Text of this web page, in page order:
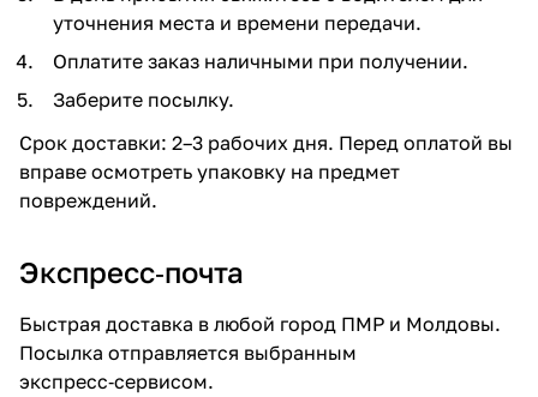
уточнения места и времени передачи.
Оплатите заказ наличными при получении.
Заберите посылку.
Срок доставки: 2–3 рабочих дня. Перед оплатой вы
вправе осмотреть упаковку на предмет
повреждений.
Экспресс‑почта
Быстрая доставка в любой город ПМР и Молдовы.
Посылка отправляется выбранным
экспресс‑сервисом.